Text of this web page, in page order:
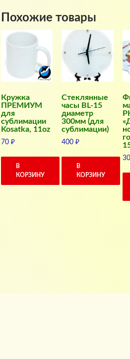
Похожие товары
Кружка
ПРЕМИУМ
для
сублимации
Kosatka, 11oz
70₽
В
КОРЗИНУ
Стеклянные
часы BL-15
диаметр
300мм (для
сублимации)
400₽
В
КОРЗИНУ